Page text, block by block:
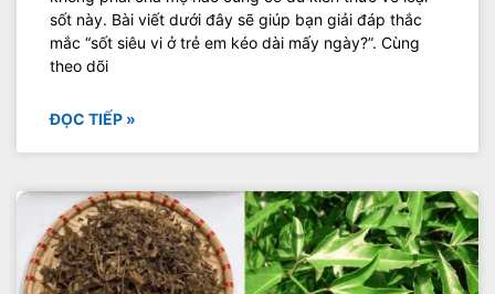
sốt này. Bài viết dưới đây sẽ giúp bạn giải đáp thắc
mắc “sốt siêu vi ở trẻ em kéo dài mấy ngày?”. Cùng
theo dõi
ĐỌC TIẾP »